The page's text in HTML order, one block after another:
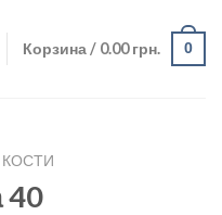
Корзина / 0.00грн. 0
40